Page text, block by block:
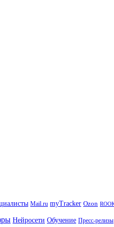
Mail.ru myTracker Ozon
Нейросети Обучение Пресс-релизы